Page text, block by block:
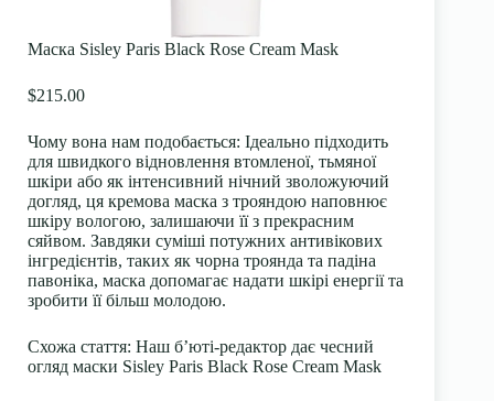
Маска Sisley Paris Black Rose Cream Mask
$215.00
Чому вона нам подобається: Ідеально підходить
для швидкого відновлення втомленої, тьмяної
шкіри або як інтенсивний нічний зволожуючий
догляд, ця кремова маска з трояндою наповнює
шкіру вологою, залишаючи її з прекрасним
сяйвом. Завдяки суміші потужних антивікових
інгредієнтів, таких як чорна троянда та падіна
павоніка, маска допомагає надати шкірі енергії та
зробити її більш молодою.
Схожа стаття: Наш б’юті-редактор дає чесний
огляд маски Sisley Paris Black Rose Cream Mask